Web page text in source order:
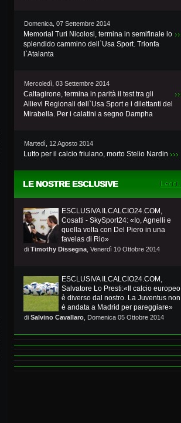
Domenica, 07 Settembre 2014
Memorial Turi Nicolosi, termina in semifinale lo
splendido cammino dell`Usa Sport. Trionfa
l`Atalanta
Mercoledì, 03 Settembre 2014
Caltagirone, termina in parità il test tra gli
Allievi Regionali dell`Usa Sport e i dilettanti del
Mirabella. Per i calatini a segno Dampha
Martedì, 12 Agosto 2014
Lutto per il calcio friulano, morto Stelio Nardin
LE NOSTRE ESCLUSIVE
ESCLUSIVA ILCALCIO24.COM,
Cosatti - SkySport24: «Io, Agnelli e
quella volta con Del Piero in una
favelas di Rio»
di Timothy Dissegna , Venerdì 10 Ottobre 2014
ESCLUSIVA ILCALCIO24.COM,
Salvatore Lo Presti:«Il calcio europeo
è diverso dal nostro. La Juventus non
è andata a Madrid per pareggiare»
di Salvino Cavallaro , Domenica 05 Ottobre 2014